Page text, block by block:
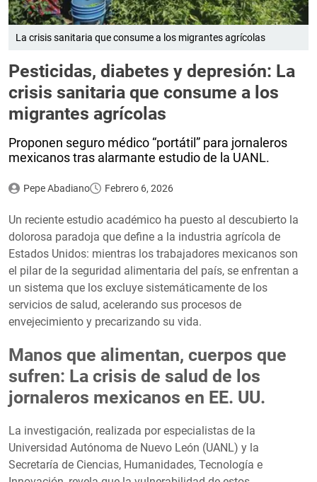
La crisis sanitaria que consume a los migrantes agrícolas
Pesticidas, diabetes y depresión: La
crisis sanitaria que consume a los
migrantes agrícolas
Proponen seguro médico “portátil” para jornaleros
mexicanos tras alarmante estudio de la UANL.
Pepe Abadiano Febrero 6, 2026
Un reciente estudio académico ha puesto al descubierto la
dolorosa paradoja que define a la industria agrícola de
Estados Unidos: mientras los trabajadores mexicanos son
el pilar de la seguridad alimentaria del país, se enfrentan a
un sistema que los excluye sistemáticamente de los
servicios de salud, acelerando sus procesos de
envejecimiento y precarizando su vida.
Manos que alimentan, cuerpos que
sufren: La crisis de salud de los
jornaleros mexicanos en EE. UU.
La investigación, realizada por especialistas de la
Universidad Autónoma de Nuevo León (UANL) y la
Secretaría de Ciencias, Humanidades, Tecnología e